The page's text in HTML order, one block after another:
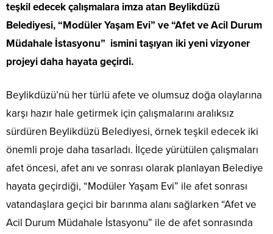
teşkil edecek çalışmalara imza atan Beylikdüzü
Belediyesi, “Modüler Yaşam Evi” ve “Afet ve Acil Durum
Müdahale İstasyonu” ismini taşıyan iki yeni vizyoner
projeyi daha hayata geçirdi.
Beylikdüzü’nü her türlü afete ve olumsuz doğa olaylarına
karşı hazır hale getirmek için çalışmalarını aralıksız
sürdüren Beylikdüzü Belediyesi, örnek teşkil edecek iki
önemli proje daha tasarladı. İlçede yürütülen çalışmaları
afet öncesi, afet anı ve sonrası olarak planlayan Belediye
hayata geçirdiği, “Modüler Yaşam Evi” ile afet sonrası
vatandaşlara geçici bir barınma alanı sağlarken “Afet ve
Acil Durum Müdahale İstasyonu” ile de afet sonrasında